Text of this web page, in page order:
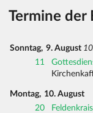
Termine der
Sonntag, 9. August
11
Montag, 10. August
20
Feldenkrais